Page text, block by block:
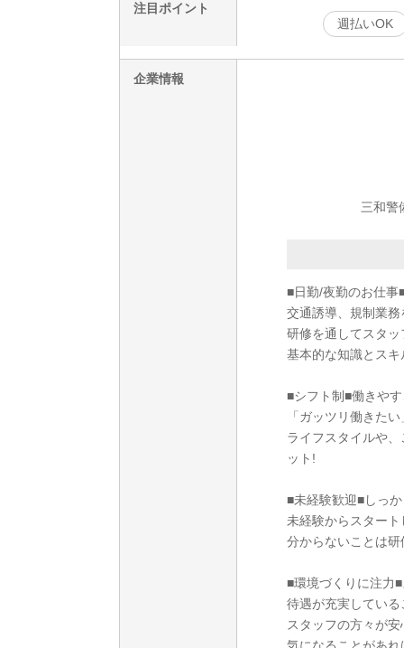
注目ポイント
週払いOK
企業情報
三和警
■日勤/夜勤のお仕事
交通誘導、規制業
研修を通してスタ
基本的な知識とス
■シフト制■働きや
「ガッツリ働きた
ライフスタイルや
ット!
■未経験歓迎■しっ
未経験からスター
分からないことは
■環境づくりに注力
待遇が充実してい
スタッフの方々が